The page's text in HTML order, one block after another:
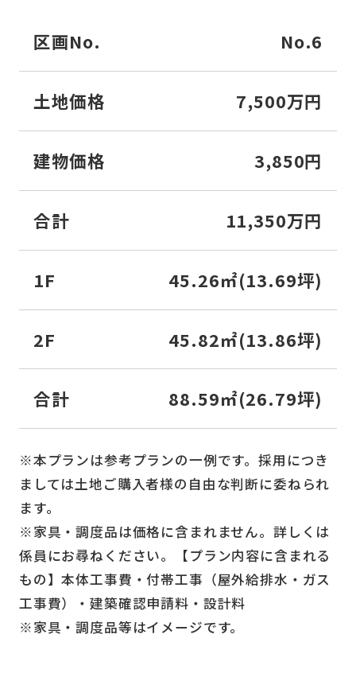
区画No. No.6
土地価格 7,500万円
建物価格 3,850円
合計 11,350万円
1F 45.26㎡(13.69坪)
2F 45.82㎡(13.86坪)
合計 88.59㎡(26.79坪)
※本プランは参考プランの一例です。採用につき
ましては土地ご購入者様の自由な判断に委ねられ
ます。
※家具・調度品は価格に含まれません。詳しくは
係員にお尋ねください。【プラン内容に含まれる
もの】本体工事費・付帯工事（屋外給排水・ガス
工事費）・建築確認申請料・設計料
※家具・調度品等はイメージです。